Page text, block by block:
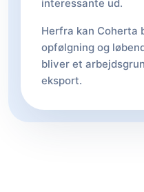
interessante ud.
Herfra kan Coherta
opfølgning og
bliver et
eksport.